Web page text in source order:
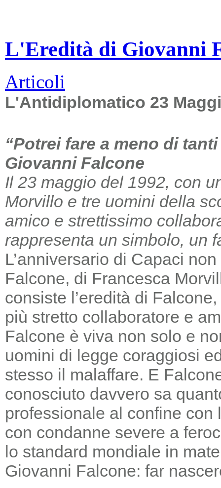
L'Eredità di Giovanni
Articoli
L'Antidiplomatico 23
“Potrei fare a meno di
Giovanni Falcone
Il 23 maggio del 1992, con
Morvillo e tre uomini della
amico e strettissimo
rappresenta un simbolo, un
L’anniversario di Capaci
Falcone, di Francesca
consiste l’eredità di
più stretto collaboratore e
Falcone è viva non solo e
uomini di legge coraggiosi
stesso il malaffare. E
conosciuto davvero sa
professionale al confine
con condanne severe a
lo standard mondiale in
Giovanni Falcone: far